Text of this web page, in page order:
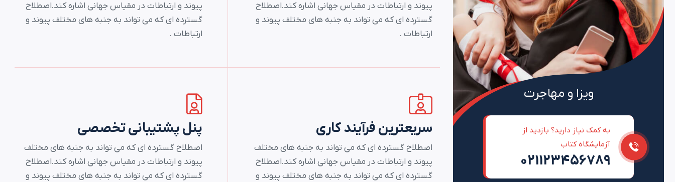
ویزا و مهاجرت
به کمک نیاز دارید؟ بازدید از
آزمایشگاه کتاب
021123456789
پیوند و ارتباطات در مقیاس جهانی اشاره کند.اصطلاح
گسترده ای که می تواند به جنبه های مختلف پیوند و
ارتباطات .
پیوند و ارتباطات در مقیاس جهانی اشاره کند.اصطلاح
گسترده ای که می تواند به جنبه های مختلف پیوند و
ارتباطات .
سریعترین فرآیند کاری
اصطلاح گسترده ای که می تواند به جنبه های مختلف
پیوند و ارتباطات در مقیاس جهانی اشاره کند.اصطلاح
گسترده ای که می تواند به جنبه های مختلف پیوند و
پنل پشتیبانی تخصصی
اصطلاح گسترده ای که می تواند به جنبه های مختلف
پیوند و ارتباطات در مقیاس جهانی اشاره کند.اصطلاح
گسترده ای که می تواند به جنبه های مختلف پیوند و